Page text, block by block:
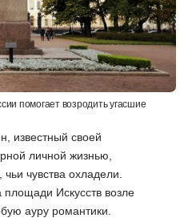
помогает возродить угасшие
известный своей
личной жизнью,
чьи чувства охладели.
Искусств возле
ауру романтики.